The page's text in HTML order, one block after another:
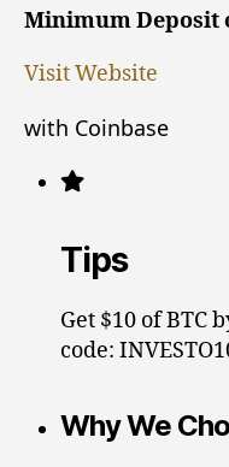
Minimum Deposit
Visit Website
with Coinbase
Tips
Get $10 of BTC
code:
Why We